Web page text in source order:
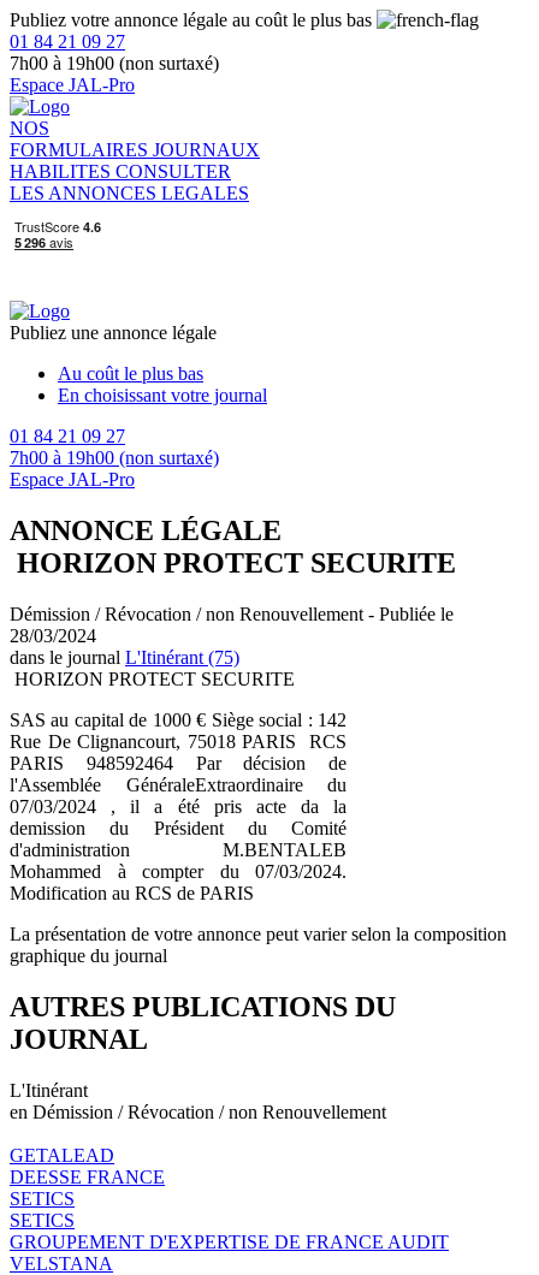
Publiez votre annonce légale au coût le plus bas
01 84 21 09 27
7h00 à 19h00 (non surtaxé)
Espace JAL-Pro
NOS
FORMULAIRES JOURNAUX
HABILITES CONSULTER
LES ANNONCES LEGALES
Publiez une annonce légale
Au coût le plus bas
En choisissant votre journal
01 84 21 09 27
7h00 à 19h00 (non surtaxé)
Espace JAL-Pro
ANNONCE LÉGALE
HORIZON PROTECT SECURITE
Démission / Révocation / non Renouvellement - Publiée le
28/03/2024
dans le journal L'Itinérant (75)
HORIZON PROTECT SECURITE
SAS au capital de 1000 € Siège social : 142
Rue De Clignancourt, 75018 PARIS RCS
PARIS 948592464 Par décision de
l'Assemblée GénéraleExtraordinaire du
07/03/2024 , il a été pris acte da la
demission du Président du Comité
d'administration M.BENTALEB
Mohammed à compter du 07/03/2024.
Modification au RCS de PARIS
La présentation de votre annonce peut varier selon la composition
graphique du journal
AUTRES PUBLICATIONS DU
JOURNAL
L'Itinérant
en Démission / Révocation / non Renouvellement
GETALEAD
DEESSE FRANCE
SETICS
SETICS
GROUPEMENT D'EXPERTISE DE FRANCE AUDIT
VELSTANA